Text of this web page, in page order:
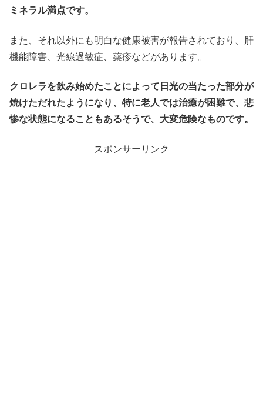
ミネラル満点です。
また、それ以外にも明白な健康被害が報告されており、肝
機能障害、光線過敏症、薬疹などがあります。
クロレラを飲み始めたことによって日光の当たった部分が
焼けただれたようになり、特に老人では治癒が困難で、悲
惨な状態になることもあるそうで、大変危険なものです。
スポンサーリンク